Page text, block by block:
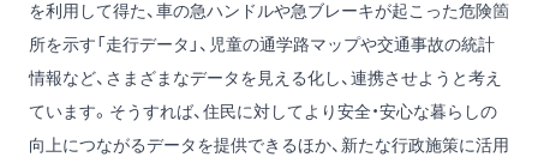
を利用して得た、車の急ハンドルや急ブレーキが起こった危険箇
所を示す「走行データ」、児童の通学路マップや交通事故の統計
情報など、さまざまなデータを見える化し、連携させようと考え
ています。そうすれば、住民に対してより安全・安心な暮らしの
向上につながるデータを提供できるほか、新たな行政施策に活用